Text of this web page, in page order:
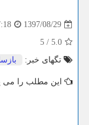
1397/08/29
5.0
/
5
تگهای خبر:
این مطلب را می